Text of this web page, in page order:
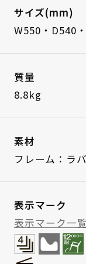
サイズ(mm)
W550・D540
質量
8.8kg
素材
フレーム：ラ
表示マーク
表示マーク一覧